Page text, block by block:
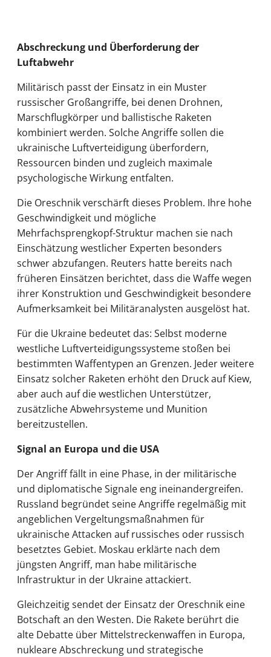
Abschreckung und Überforderung der
Luftabwehr
Militärisch passt der Einsatz in ein Muster
russischer Großangriffe, bei denen Drohnen,
Marschflugkörper und ballistische Raketen
kombiniert werden. Solche Angriffe sollen die
ukrainische Luftverteidigung überfordern,
Ressourcen binden und zugleich maximale
psychologische Wirkung entfalten.
Die Oreschnik verschärft dieses Problem. Ihre hohe
Geschwindigkeit und mögliche
Mehrfachsprengkopf-Struktur machen sie nach
Einschätzung westlicher Experten besonders
schwer abzufangen. Reuters hatte bereits nach
früheren Einsätzen berichtet, dass die Waffe wegen
ihrer Konstruktion und Geschwindigkeit besondere
Aufmerksamkeit bei Militäranalysten ausgelöst hat.
Für die Ukraine bedeutet das: Selbst moderne
westliche Luftverteidigungssysteme stoßen bei
bestimmten Waffentypen an Grenzen. Jeder weitere
Einsatz solcher Raketen erhöht den Druck auf Kiew,
aber auch auf die westlichen Unterstützer,
zusätzliche Abwehrsysteme und Munition
bereitzustellen.
Signal an Europa und die USA
Der Angriff fällt in eine Phase, in der militärische
und diplomatische Signale eng ineinandergreifen.
Russland begründet seine Angriffe regelmäßig mit
angeblichen Vergeltungsmaßnahmen für
ukrainische Attacken auf russisches oder russisch
besetztes Gebiet. Moskau erklärte nach dem
jüngsten Angriff, man habe militärische
Infrastruktur in der Ukraine attackiert.
Gleichzeitig sendet der Einsatz der Oreschnik eine
Botschaft an den Westen. Die Rakete berührt die
alte Debatte über Mittelstreckenwaffen in Europa,
nukleare Abschreckung und strategische